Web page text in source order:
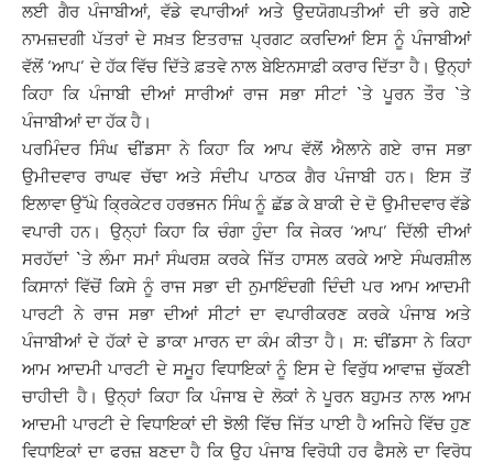
ਲਈ ਗੈਰ ਪੰਜਾਬੀਆਂ, ਵੱਡੇ ਵਪਾਰੀਆਂ ਅਤੇ ਉਦਯੋਗਪਤੀਆਂ ਦੀ ਭਰੇ ਗਏੇ
ਨਾਮਜ਼ਦਗੀ ਪੱਤਰਾਂ ਦੇ ਸਖ਼ਤ ਇਤਰਾਜ਼ ਪ੍ਰਗਟ ਕਰਦਿਆਂ ਇਸ ਨੂੰ ਪੰਜਾਬੀਆਂ
ਵੱਲੋਂ ‘ਆਪ’ ਦੇ ਹੱਕ ਵਿੱਚ ਦਿੱਤੇ ਫ਼ਤਵੇ ਨਾਲ ਬੇਇਨਸਾਫ਼ੀ ਕਰਾਰ ਦਿੱਤਾ ਹੈ। ਉਨ੍ਹਾਂ
ਕਿਹਾ ਕਿ ਪੰਜਾਬੀ ਦੀਆਂ ਸਾਰੀਆਂ ਰਾਜ ਸਭਾ ਸੀਟਾਂ `ਤੇ ਪੂਰਨ ਤੌਰ `ਤੇ
ਪੰਜਾਬੀਆਂ ਦਾ ਹੱਕ ਹੈ।
ਪਰਮਿੰਦਰ ਸਿੰਘ ਢੀਂਡਸਾ ਨੇ ਕਿਹਾ ਕਿ ਆਪ ਵੱਲੋਂ ਐਲਾਨੇ ਗਏ ਰਾਜ ਸਭਾ
ਉਮੀਦਵਾਰ ਰਾਘਵ ਚੱਢਾ ਅਤੇ ਸੰਦੀਪ ਪਾਠਕ ਗੈਰ ਪੰਜਾਬੀ ਹਨ। ਇਸ ਤੋਂ
ਇਲਾਵਾ ਉੱਘੇ ਕ੍ਰਿਕੇਟਰ ਹਰਭਜਨ ਸਿੰਘ ਨੂੰ ਛੱਡ ਕੇ ਬਾਕੀ ਦੇ ਦੋ ਉਮੀਦਵਾਰ ਵੱਡੇ
ਵਪਾਰੀ ਹਨ। ਉਨ੍ਹਾਂ ਕਿਹਾ ਕਿ ਚੰਗਾ ਹੁੰਦਾ ਕਿ ਜੇਕਰ ‘ਆਪ’ ਦਿੱਲੀ ਦੀਆਂ
ਸਰਹੱਦਾਂ `ਤੇ ਲੰਮਾ ਸਮਾਂ ਸੰਘਰਸ਼ ਕਰਕੇ ਜਿੱਤ ਹਾਸਲ ਕਰਕੇ ਆਏ ਸੰਘਰਸ਼ੀਲ
ਕਿਸਾਨਾਂ ਵਿੱਚੋਂ ਕਿਸੇ ਨੂੰ ਰਾਜ ਸਭਾ ਦੀ ਨੁਮਾਇੰਦਗੀ ਦਿੰਦੀ ਪਰ ਆਮ ਆਦਮੀ
ਪਾਰਟੀ ਨੇ ਰਾਜ ਸਭਾ ਦੀਆਂ ਸੀਟਾਂ ਦਾ ਵਪਾਰੀਕਰਣ ਕਰਕੇ ਪੰਜਾਬ ਅਤੇ
ਪੰਜਾਬੀਆਂ ਦੇ ਹੱਕਾਂ ਦੇ ਡਾਕਾ ਮਾਰਨ ਦਾ ਕੰਮ ਕੀਤਾ ਹੈ। ਸ: ਢੀਂਡਸਾ ਨੇ ਕਿਹਾ
ਆਮ ਆਦਮੀ ਪਾਰਟੀ ਦੇ ਸਮੂਹ ਵਿਧਾਇਕਾਂ ਨੂੰ ਇਸ ਦੇ ਵਿਰੁੱਧ ਆਵਾਜ਼ ਚੁੱਕਣੀ
ਚਾਹੀਦੀ ਹੈ। ਉਨ੍ਹਾਂ ਕਿਹਾ ਕਿ ਪੰਜਾਬ ਦੇ ਲੋਕਾਂ ਨੇ ਪੂਰਨ ਬਹੁਮਤ ਨਾਲ ਆਮ
ਆਦਮੀ ਪਾਰਟੀ ਦੇ ਵਿਧਾਇਕਾਂ ਦੀ ਝੋਲੀ ਵਿੱਚ ਜਿੱਤ ਪਾਈ ਹੈ ਅਜਿਹੇ ਵਿੱਚ ਹੁਣ
ਵਿਧਾਇਕਾਂ ਦਾ ਫਰਜ਼ ਬਣਦਾ ਹੈ ਕਿ ਉਹ ਪੰਜਾਬ ਵਿਰੋਧੀ ਹਰ ਫੈਸਲੇ ਦਾ ਵਿਰੋਧ